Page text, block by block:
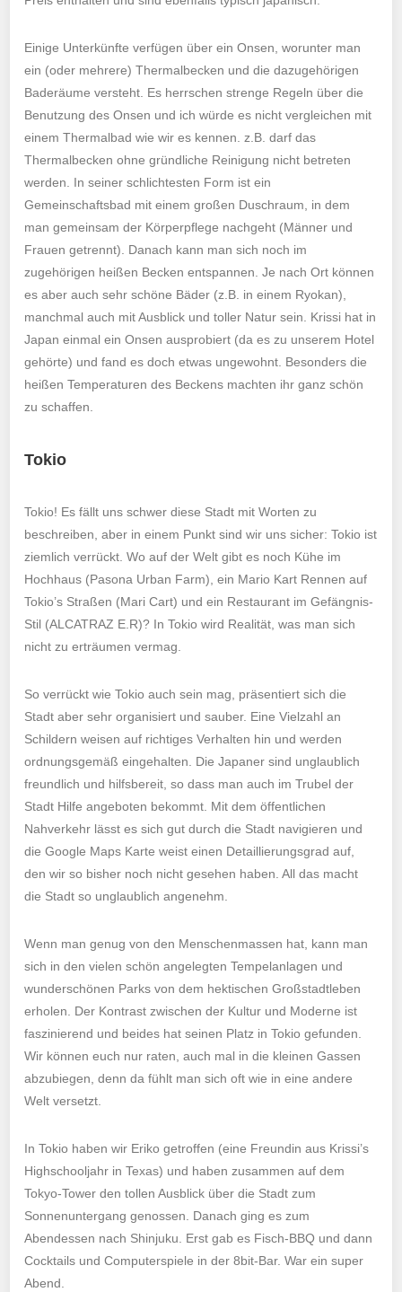
Einige Unterkünfte verfügen über ein Onsen, worunter man
ein (oder mehrere) Thermalbecken und die dazugehörigen
Baderäume versteht. Es herrschen strenge Regeln über die
Benutzung des Onsen und ich würde es nicht vergleichen mit
einem Thermalbad wie wir es kennen. z.B. darf das
Thermalbecken ohne gründliche Reinigung nicht betreten
werden. In seiner schlichtesten Form ist ein
Gemeinschaftsbad mit einem großen Duschraum, in dem
man gemeinsam der Körperpflege nachgeht (Männer und
Frauen getrennt). Danach kann man sich noch im
zugehörigen heißen Becken entspannen. Je nach Ort können
es aber auch sehr schöne Bäder (z.B. in einem Ryokan),
manchmal auch mit Ausblick und toller Natur sein. Krissi hat in
Japan einmal ein Onsen ausprobiert (da es zu unserem Hotel
gehörte) und fand es doch etwas ungewohnt. Besonders die
heißen Temperaturen des Beckens machten ihr ganz schön
zu schaffen.
Tokio
Tokio! Es fällt uns schwer diese Stadt mit Worten zu
beschreiben, aber in einem Punkt sind wir uns sicher: Tokio ist
ziemlich verrückt. Wo auf der Welt gibt es noch Kühe im
Hochhaus (Pasona Urban Farm), ein Mario Kart Rennen auf
Tokio’s Straßen (Mari Cart) und ein Restaurant im Gefängnis-
Stil (ALCATRAZ E.R)? In Tokio wird Realität, was man sich
nicht zu erträumen vermag.
So verrückt wie Tokio auch sein mag, präsentiert sich die
Stadt aber sehr organisiert und sauber. Eine Vielzahl an
Schildern weisen auf richtiges Verhalten hin und werden
ordnungsgemäß eingehalten. Die Japaner sind unglaublich
freundlich und hilfsbereit, so dass man auch im Trubel der
Stadt Hilfe angeboten bekommt. Mit dem öffentlichen
Nahverkehr lässt es sich gut durch die Stadt navigieren und
die Google Maps Karte weist einen Detaillierungsgrad auf,
den wir so bisher noch nicht gesehen haben. All das macht
die Stadt so unglaublich angenehm.
Wenn man genug von den Menschenmassen hat, kann man
sich in den vielen schön angelegten Tempelanlagen und
wunderschönen Parks von dem hektischen Großstadtleben
erholen. Der Kontrast zwischen der Kultur und Moderne ist
faszinierend und beides hat seinen Platz in Tokio gefunden.
Wir können euch nur raten, auch mal in die kleinen Gassen
abzubiegen, denn da fühlt man sich oft wie in eine andere
Welt versetzt.
In Tokio haben wir Eriko getroffen (eine Freundin aus Krissi’s
Highschooljahr in Texas) und haben zusammen auf dem
Tokyo-Tower den tollen Ausblick über die Stadt zum
Sonnenuntergang genossen. Danach ging es zum
Abendessen nach Shinjuku. Erst gab es Fisch-BBQ und dann
Cocktails und Computerspiele in der 8bit-Bar. War ein super
Abend.